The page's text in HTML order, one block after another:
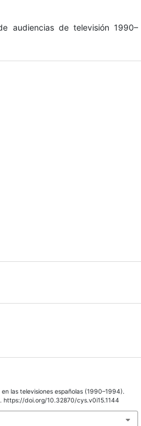
audiencias de televisión 1990–
las televisiones españolas (1990–1994).
https://doi.org/10.32870/cys.v0i15.1144